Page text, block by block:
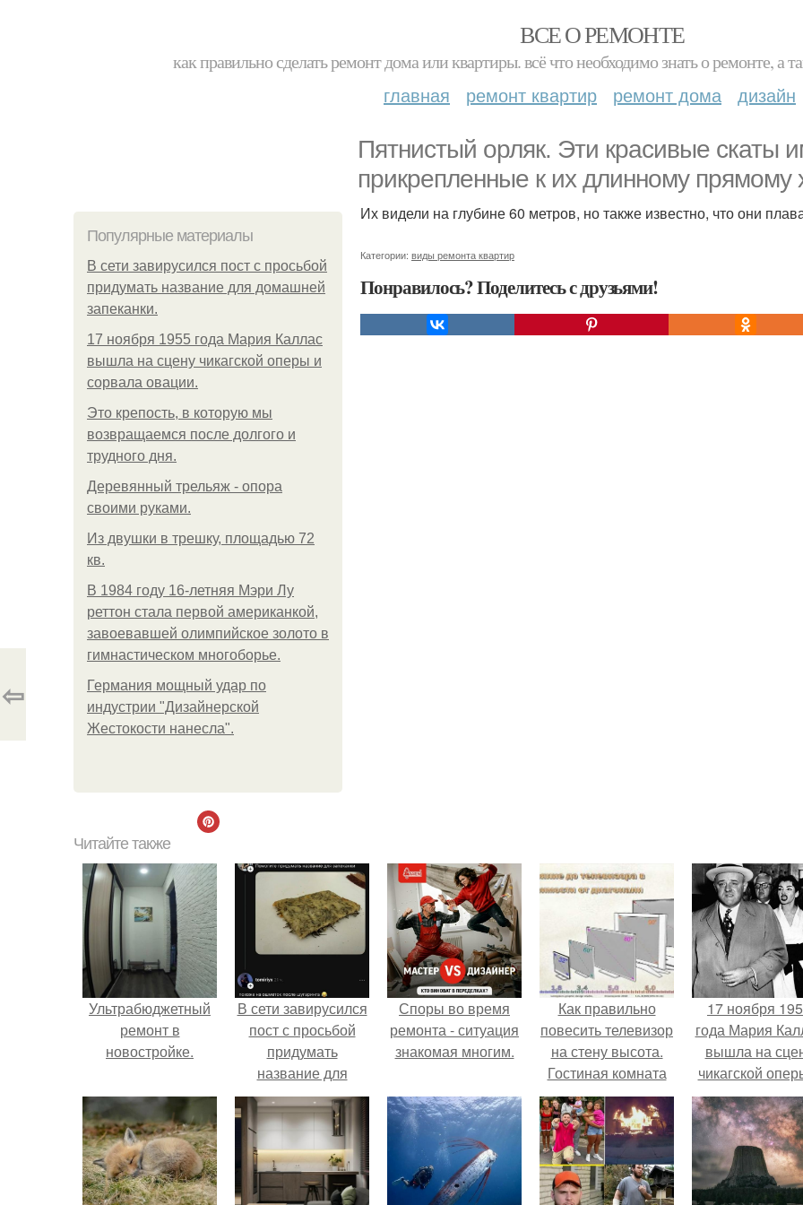
ВСЕ О РЕМОНТЕ
как правильно сделать ремонт дома или квартиры. всё что необходимо знать о ремонте,
главная ремонт квартир ремонт дома дизайн
Пятнистый орляк. Эти красивые скаты
прикрепленные к их длинному прямому
Популярные материалы
В сети завирусился пост с просьбой
придумать название для домашней
запеканки.
17 ноября 1955 года Мария Каллас
вышла на сцену чикагской оперы и
сорвала овации.
Это крепость, в которую мы
возвращаемся после долгого и
трудного дня.
Деревянный трельяж - опора
своими руками.
Из двушки в трешку, площадью 72
кв.
В 1984 году 16-летняя Мэри Лу
реттон стала первой американкой,
завоевавшей олимпийское золото в
гимнастическом многоборье.
Германия мощный удар по
индустрии "Дизайнерской
Жестокости нанесла".
Их видели на глубине 60 метров, но также известно, что они
Категории: виды ремонта квартир
Понравилось? Поделитесь с друзьями!
⇦
Читайте также
Ультрабюджетный
ремонт в
новостройке.
В сети завирусился
пост с просьбой
придумать
название для
домашней
запеканки.
Споры во время
ремонта - ситуация
знакомая многим.
Как правильно
повесить телевизор
на стену высота.
Гостиная комната
17 ноября
года Мария
вышла на
чикагской
сорвала